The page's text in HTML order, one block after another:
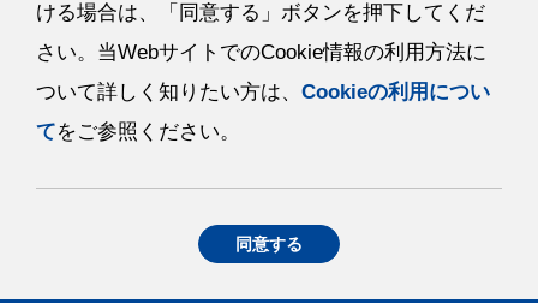
●私が考えるオハラの魅力
私が出張で会社に不在の時も、会社にいる同僚が事
ね。業務を属人化せず、チームで取り組めることは
ける場合は、「同意する」ボタンを押下してくだ
さい。当WebサイトでのCookie情報の利用方法に
ついて詳しく知りたい方は、 Cookieの利用につい
てをご参照ください。
同意する